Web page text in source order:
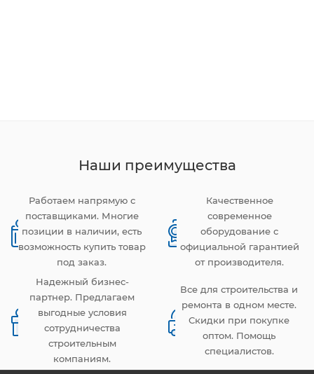
Наши преимущества
Работаем напрямую с
поставщиками. Многие
позиции в наличии, есть
возможность купить товар
под заказ.
Качественное
современное
оборудование с
официальной гарантией
от производителя.
Надежный бизнес-
партнер. Предлагаем
выгодные условия
сотрудничества
строительным
компаниям.
Все для строительства и
ремонта в одном месте.
Скидки при покупке
оптом. Помощь
специалистов.